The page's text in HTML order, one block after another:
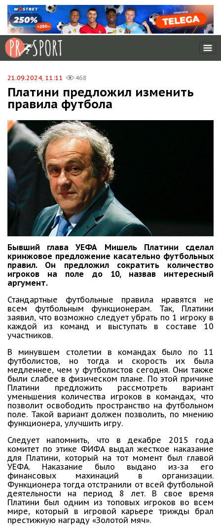
21.09.2024, 11:11 468
Платини предложил изменить
правила футбола
Бывший глава УЕФА Мишель Платини сделал
кринжовое предложение касательно футбольных
правил. Он предложил сократить количество
игроков на поле до 10, назвав интересный
аргумент.
Стандартные футбольные правила нравятся не
всем футбольным функционерам. Так, Платини
заявил, что возможно следует убрать по 1 игроку в
каждой из команд и выступать в составе 10
участников.
В минувшем столетии в командах было по 11
футболистов, но тогда и скорость их была
медленнее, чем у футболистов сегодня. Они также
были слабее в физическом плане. По этой причине
Платини предложить рассмотреть вариант
уменьшения количества игроков в командах, что
позволит освободить пространство на футбольном
поле. Такой вариант должен позволить, по мнению
функционера, улучшить игру.
Следует напомнить, что в декабре 2015 года
комитет по этике ФИФА выдал жесткое наказание
для Платини, который на тот момент был главой
УЕФА. Наказание было выдано из-за его
финансовых махинаций в организации.
Функционера тогда отстранили от всей футбольной
деятельности на период 8 лет. В свое время
Платини был одним из топовых игроков во всем
мире, который в игровой карьере трижды брал
престижную награду «Золотой мяч».